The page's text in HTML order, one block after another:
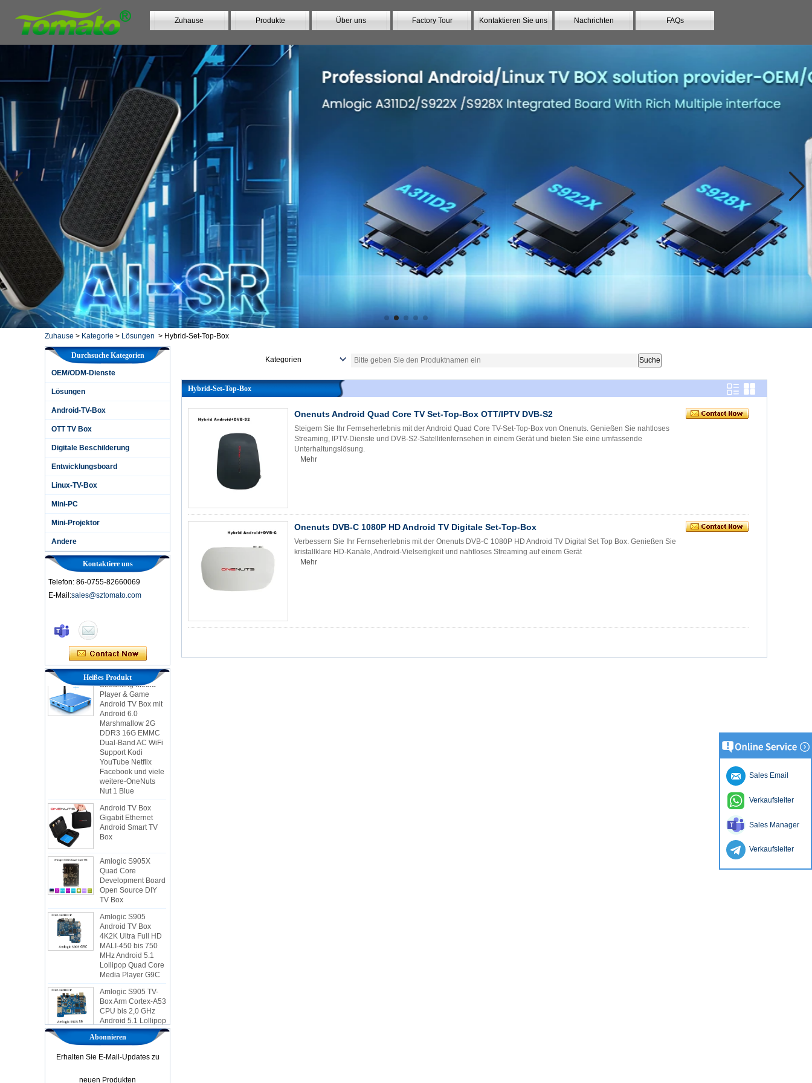
Zuhause Produkte Über uns Factory Tour Kontaktieren Sie uns Nachrichten FAQs
Zuhause > Kategorie > Lösungen > Hybrid-Set-Top-Box
Durchsuche Kategorien
OEM/ODM-Dienste
Lösungen
Android-TV-Box
OTT TV Box
Digitale Beschilderung
Entwicklungsboard
Linux-TV-Box
Mini-PC
Mini-Projektor
Andere
Kontaktiere uns
Telefon: 86-0755-82660069
E-Mail:sales@sztomato.com
Heißes Produkt
2-in-1 Octa Core
Streaming Media
Player & Game
Android TV Box mit
Android 6.0
Marshmallow 2G
DDR3 16G EMMC
Dual-Band AC WiFi
Support Kodi
YouTube Netflix
Facebook und viele
weitere-OneNuts
Nut 1 Blue
Android TV Box
Gigabit Ethernet
Android Smart TV
Box
Amlogic S905X
Quad Core
Development Board
Open Source DIY
TV Box
Amlogic S905
Android TV Box
4K2K Ultra Full HD
MALI-450 bis 750
MHz Android 5.1
Lollipop Quad Core
Media Player G9C
Amlogic S905 TV-
Box Arm Cortex-A53
CPU bis 2,0 GHz
Android 5.1 Lollipop
1G/8G 4K2K
Android TV-Box
Media Player S9
Der neueste
Box Android 6.0 OS
Abonnieren
Erhalten Sie E-Mail-Updates zu
neuen Produkten
Kategorien
Digitale Beschilderung
Entwicklungsboard
Andere
Hybrid-Set-Top-Box
Onenuts Android Quad Core TV Set-Top-Box OTT/IPTV DVB-S2
Steigern Sie Ihr Fernseherlebnis mit der Android Quad Core TV-Set-Top-Box von Onenuts. Genießen Sie nahtloses
Streaming, IPTV-Dienste und DVB-S2-Satellitenfernsehen in einem Gerät und bieten Sie eine umfassende
Unterhaltungslösung.
Mehr
Onenuts DVB-C 1080P HD Android TV Digitale Set-Top-Box
Verbessern Sie Ihr Fernseherlebnis mit der Onenuts DVB-C 1080P HD Android TV Digital Set Top Box. Genießen Sie
kristallklare HD-Kanäle, Android-Vielseitigkeit und nahtloses Streaming auf einem Gerät
Mehr
Sales Email
Verkaufsleiter
Sales Manager
Verkaufsleiter